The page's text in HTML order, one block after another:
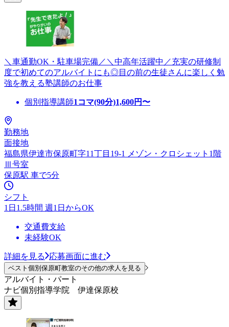
＼車通勤OK・駐車場完備／＼中高年活躍中／充実の研修制
度で初めてのアルバイトにも◎目の前の生徒さんに楽しく勉
強を教える塾講師のお仕事
個別指導講師1コマ(90分)1,600円〜
勤務地
面接地
福島県伊達市保原町字11丁目19-1 メゾン・クロシェット1階
Ⅲ号室
保原駅 車で5分
シフト
1日1.5時間 週1日からOK
交通費支給
未経験OK
詳細を見る 応募画面に進む
ベスト個別保原町教室のその他の求人を見る
アルバイト・パート
ナビ個別指導学院 伊達保原校